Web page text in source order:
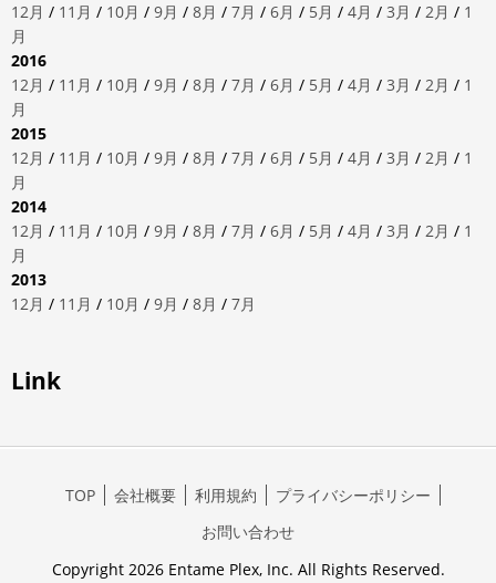
12月 / 11月 / 10月 / 9月 / 8月 / 7月 / 6月 / 5月 / 4月 / 3月 / 2月 / 1
月
2016
12月 / 11月 / 10月 / 9月 / 8月 / 7月 / 6月 / 5月 / 4月 / 3月 / 2月 / 1
月
2015
12月 / 11月 / 10月 / 9月 / 8月 / 7月 / 6月 / 5月 / 4月 / 3月 / 2月 / 1
月
2014
12月 / 11月 / 10月 / 9月 / 8月 / 7月 / 6月 / 5月 / 4月 / 3月 / 2月 / 1
月
2013
12月 / 11月 / 10月 / 9月 / 8月 / 7月
Link
TOP 会社概要 利用規約
プライバシーポリシー
お問い合わせ
Copyright 2026 Entame Plex, Inc. All Rights Reserved.